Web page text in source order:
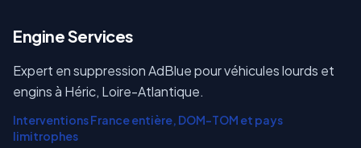
Engine Services
Expert en suppression AdBlue pour véhicules lourds et
engins à Héric, Loire-Atlantique.
Interventions France entière, DOM-TOM et pays
limitrophes